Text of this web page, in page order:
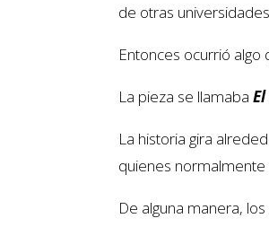
de otras
Entonces ocurrió
La pieza se llamaba
La historia gira
quienes
De alguna manera,